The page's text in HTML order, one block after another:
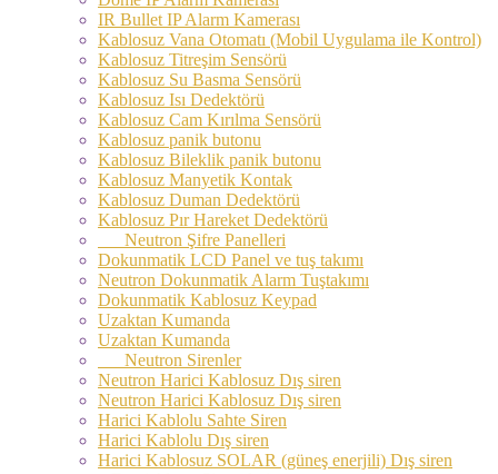
IR Bullet IP Alarm Kamerası
Kablosuz Vana Otomatı (Mobil Uygulama ile Kontrol)
Kablosuz Titreşim Sensörü
Kablosuz Su Basma Sensörü
Kablosuz Isı Dedektörü
Kablosuz Cam Kırılma Sensörü
Kablosuz panik butonu
Kablosuz Bileklik panik butonu
Kablosuz Manyetik Kontak
Kablosuz Duman Dedektörü
Kablosuz Pır Hareket Dedektörü
Neutron Şifre Panelleri
Dokunmatik LCD Panel ve tuş takımı
Neutron Dokunmatik Alarm Tuştakımı
Dokunmatik Kablosuz Keypad
Uzaktan Kumanda
Uzaktan Kumanda
Neutron Sirenler
Neutron Harici Kablosuz Dış siren
Neutron Harici Kablosuz Dış siren
Harici Kablolu Sahte Siren
Harici Kablolu Dış siren
Harici Kablosuz SOLAR (güneş enerjili) Dış siren